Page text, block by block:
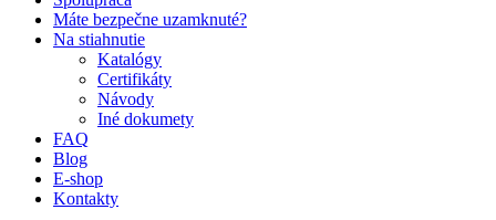
Máte bezpečne uzamknuté?
Na stiahnutie
Katalógy
Certifikáty
Návody
Iné dokumety
FAQ
Blog
E-shop
Kontakty